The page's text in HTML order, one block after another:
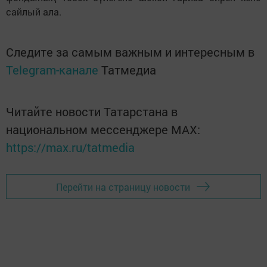
сайлый ала.
Следите за самым важным и интересным в
Telegram-канале Татмедиа
Читайте новости Татарстана в
национальном мессенджере MАХ:
https://max.ru/tatmedia
Перейти на страницу новости